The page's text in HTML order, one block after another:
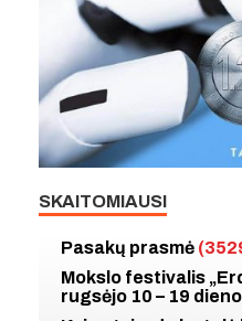
SKAITOMIAUSI
Pasakų prasmė
Mokslo festivalis
rugsėjo 10 – 19